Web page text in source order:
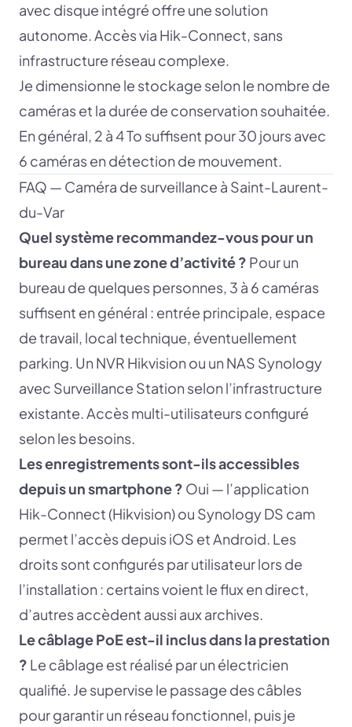
avec disque intégré offre une solution
autonome. Accès via Hik-Connect, sans
infrastructure réseau complexe.
Je dimensionne le stockage selon le nombre de
caméras et la durée de conservation souhaitée.
En général, 2 à 4 To suffisent pour 30 jours avec
6 caméras en détection de mouvement.
FAQ — Caméra de surveillance à Saint-Laurent-
du-Var
Quel système recommandez-vous pour un
bureau dans une zone d’activité ? Pour un
bureau de quelques personnes, 3 à 6 caméras
suffisent en général : entrée principale, espace
de travail, local technique, éventuellement
parking. Un NVR Hikvision ou un NAS Synology
avec Surveillance Station selon l’infrastructure
existante. Accès multi-utilisateurs configuré
selon les besoins.
Les enregistrements sont-ils accessibles
depuis un smartphone ? Oui — l’application
Hik-Connect (Hikvision) ou Synology DS cam
permet l’accès depuis iOS et Android. Les
droits sont configurés par utilisateur lors de
l’installation : certains voient le flux en direct,
d’autres accèdent aussi aux archives.
Le câblage PoE est-il inclus dans la prestation
? Le câblage est réalisé par un électricien
qualifié. Je supervise le passage des câbles
pour garantir un réseau fonctionnel, puis je